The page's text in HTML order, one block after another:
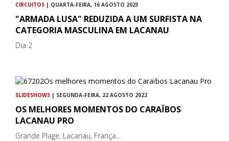
CIRCUITOS | QUARTA-FEIRA, 16 AGOSTO 2023
"ARMADA LUSA" REDUZIDA A UM SURFISTA NA
CATEGORIA MASCULINA EM LACANAU
Dia 2
SLIDESHOWS | SEGUNDA-FEIRA, 22 AGOSTO 2022
OS MELHORES MOMENTOS DO CARAÏBOS
LACANAU PRO
Grande Plage, Lacanau, França...